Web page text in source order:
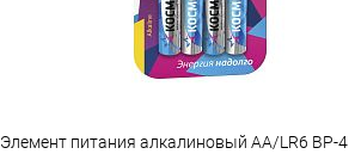
Элемент питания алкалиновый AA/LR6 BP-4